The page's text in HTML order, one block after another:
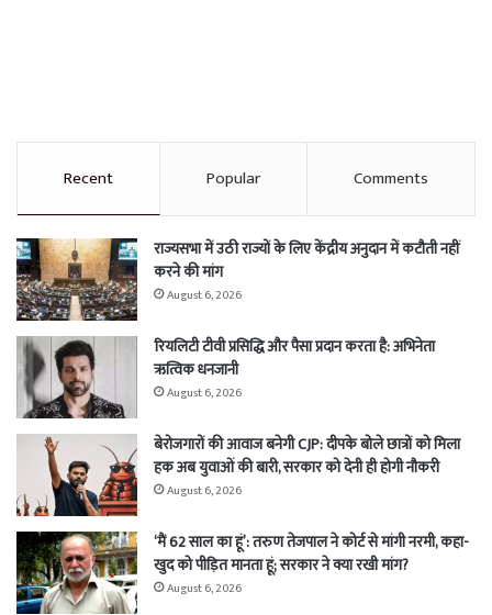
Recent Popular Comments
राज्यसभा में उठी राज्यों के लिए केंद्रीय अनुदान में कटौती नहीं
करने की मांग
August 6, 2026
रियलिटी टीवी प्रसिद्धि और पैसा प्रदान करता है: अभिनेता
ऋत्विक धनजानी
August 6, 2026
बेरोजगारों की आवाज बनेगी CJP: दीपके बोले छात्रों को मिला
हक अब युवाओं की बारी, सरकार को देनी ही होगी नौकरी
August 6, 2026
‘मैं 62 साल का हूं’: तरुण तेजपाल ने कोर्ट से मांगी नरमी, कहा-
खुद को पीड़ित मानता हूं; सरकार ने क्या रखी मांग?
August 6, 2026